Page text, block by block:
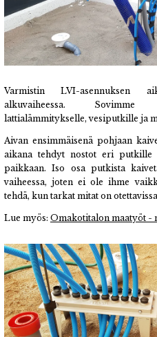
Varmistin LVI-asennuksen
alkuvaiheessa. Sovimme
lattialämmitykselle, vesiputkille ja
Aivan ensimmäisenä pohjaan
aikana tehdyt nostot eri putkille
paikkaan. Iso osa putkista
vaiheessa, joten ei ole ihme
tehdä, kun tarkat mitat on
Lue myös: Omakotitalon maatyöt -